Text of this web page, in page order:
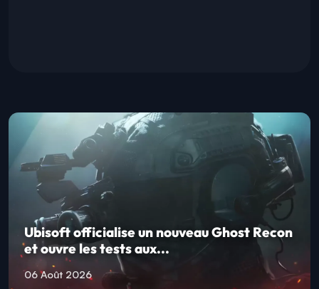
Ubisoft officialise un nouveau Ghost Recon
et ouvre les tests aux...
06 Août 2026